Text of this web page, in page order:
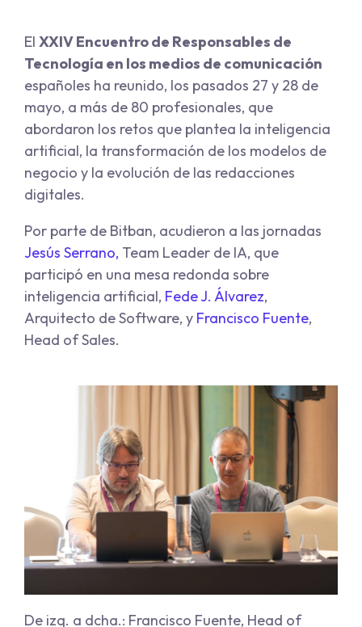
El XXIV Encuentro de Responsables de
Tecnología en los medios de comunicación
españoles ha reunido, los pasados 27 y 28 de
mayo, a más de 80 profesionales, que
abordaron los retos que plantea la inteligencia
artificial, la transformación de los modelos de
negocio y la evolución de las redacciones
digitales.
Por parte de Bitban, acudieron a las jornadas
Jesús Serrano, Team Leader de IA, que
participó en una mesa redonda sobre
inteligencia artificial, Fede J. Álvarez,
Arquitecto de Software, y Francisco Fuente,
Head of Sales.
De izq. a dcha.: Francisco Fuente, Head of